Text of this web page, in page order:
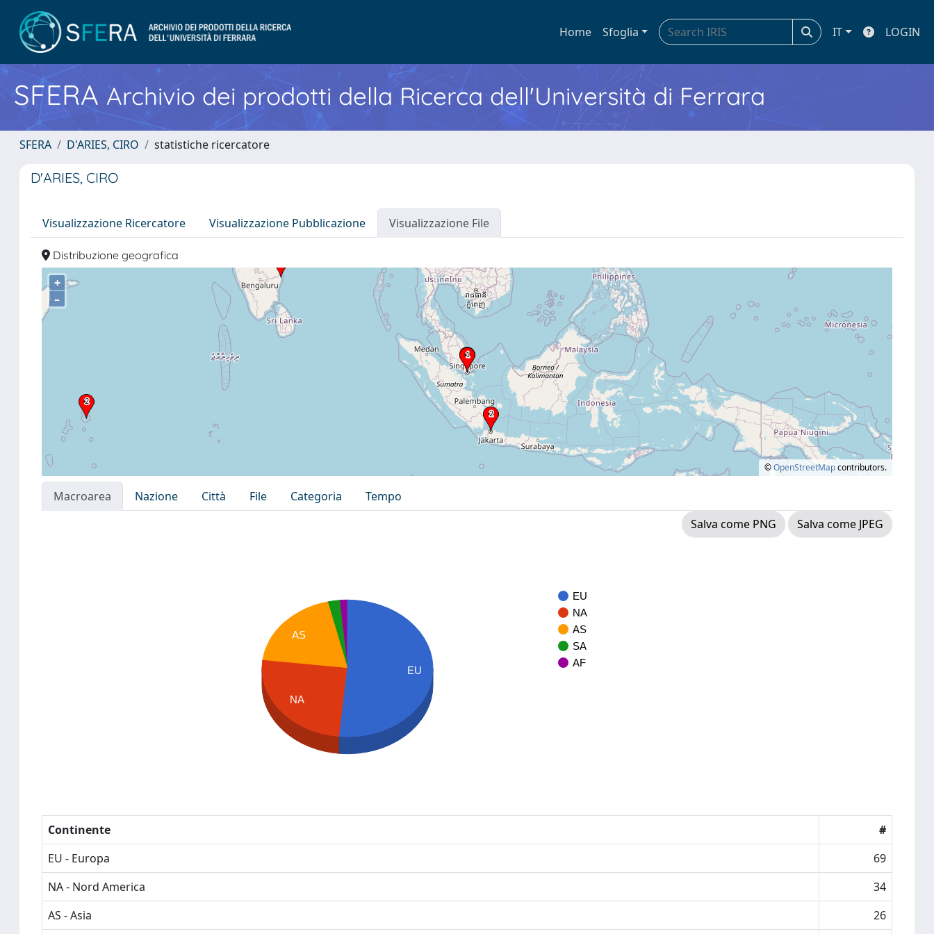
Home Sfoglia IT LOGIN
SFERA Archivio dei prodotti della Ricerca dell'Università di Ferrara
SFERA D'ARIES, CIRO statistiche ricercatore
D'ARIES, CIRO
Visualizzazione Ricercatore Visualizzazione Pubblicazione Visualizzazione File
Distribuzione geografica
+
–
©OpenStreetMapcontributors.
Macroarea Nazione Città File Categoria
Tempo
Salva come PNG
Salva come JPEG
EU
NA
AS
SA
AF
AS
NA
EU
Continente
#
EU - Europa
69
NA - Nord America
34
AS - Asia
26